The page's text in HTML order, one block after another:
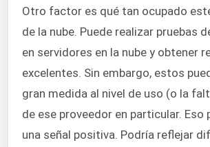
Otro factor es qué tan ocupado
de la nube. Puede realizar pruebas
en servidores en la nube y obtener
excelentes. Sin embargo, estos
gran medida al nivel de uso (o la
de ese proveedor en particular. Eso
una señal positiva. Podría reflejar